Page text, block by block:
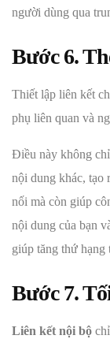
người dùng qua
Bước 6.
Thiết lập liên kết
phụ liên quan và
Điều này không
nội dung khác, tạo
nối mà còn giúp
nội dung của bạn
giúp tăng thứ hạng
Bước 7.
Liên kết nội bộ